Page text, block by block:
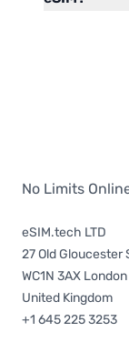
No Limits
eSIM.tech LTD
27 Old Gloucester
WC1N 3AX London
United Kingdom
+1 645 225 3253